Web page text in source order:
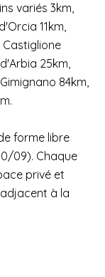
variés 3km,
11km,
Castiglione
25km,
84km,
forme libre
09). Chaque
privé et
à la